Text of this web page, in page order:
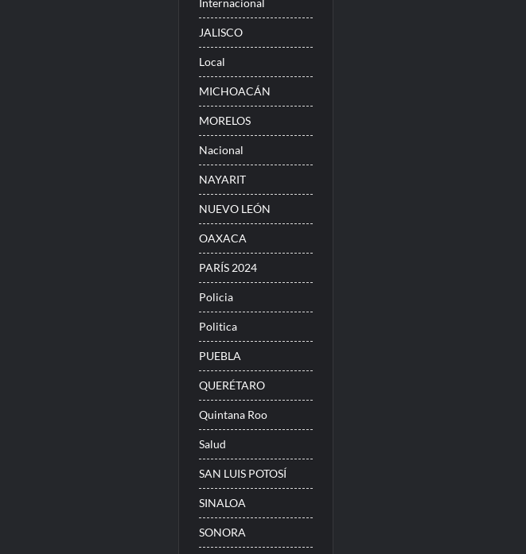
Internacional
JALISCO
Local
MICHOACÁN
MORELOS
Nacional
NAYARIT
NUEVO LEÓN
OAXACA
PARÍS 2024
Policia
Politica
PUEBLA
QUERÉTARO
Quintana Roo
Salud
SAN LUIS POTOSÍ
SINALOA
SONORA